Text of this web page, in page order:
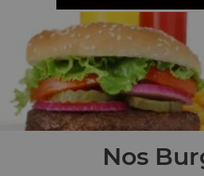
Nos